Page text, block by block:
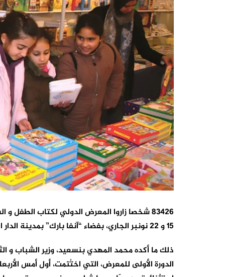
83426 شخصا زاروا المعرض الدولي لكتاب
15 و 22 نونبر الجاري، بفضاء “آنفا بارك” بمدينة الدار البيضاء.
ذلك ما أكده محمد المهدي بنسعيد، وزير الشباب و
الدورة الأولى للمعرض، التي اختُتمت، أول أمس